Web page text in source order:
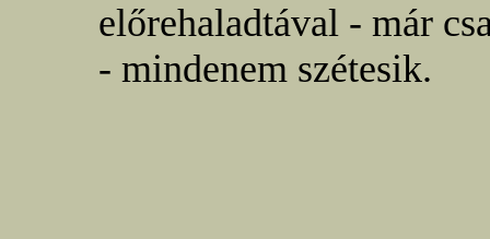
előrehaladtával - már
- mindenem szétesik.